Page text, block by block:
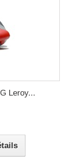
Leroy...